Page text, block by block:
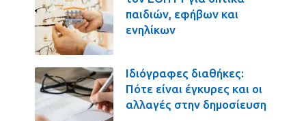
παιδιών, εφήβων και
ενηλίκων
Ιδιόγραφες διαθήκες:
Πότε είναι έγκυρες και οι
αλλαγές στην δημοσίευση